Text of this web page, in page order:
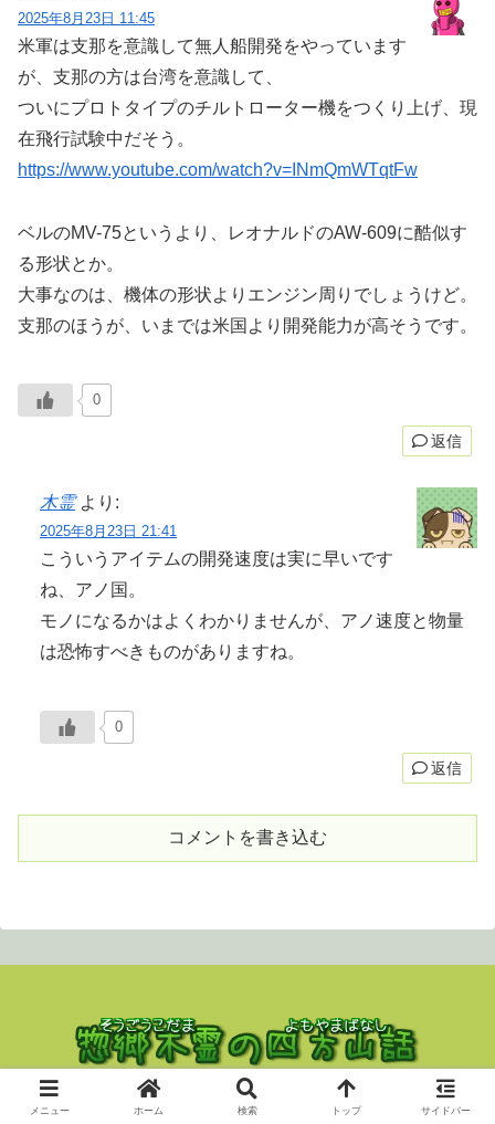
2025年8月23日 11:45
米軍は支那を意識して無人船開発をやっています
が、支那の方は台湾を意識して、
ついにプロトタイプのチルトローター機をつくり上げ、現
在飛行試験中だそう。
https://www.youtube.com/watch?v=INmQmWTqtFw
ベルのMV-75というより、レオナルドのAW-609に酷似す
る形状とか。
大事なのは、機体の形状よりエンジン周りでしょうけど。
支那のほうが、いまでは米国より開発能力が高そうです。
0
返信
木霊 より:
2025年8月23日 21:41
こういうアイテムの開発速度は実に早いです
ね、アノ国。
モノになるかはよくわかりませんが、アノ速度と物量
は恐怖すべきものがありますね。
0
返信
コメントを書き込む
Copyright © 2023 nekodama All Rights Reserved.
メニュー ホーム 検索 トップ サイドバー